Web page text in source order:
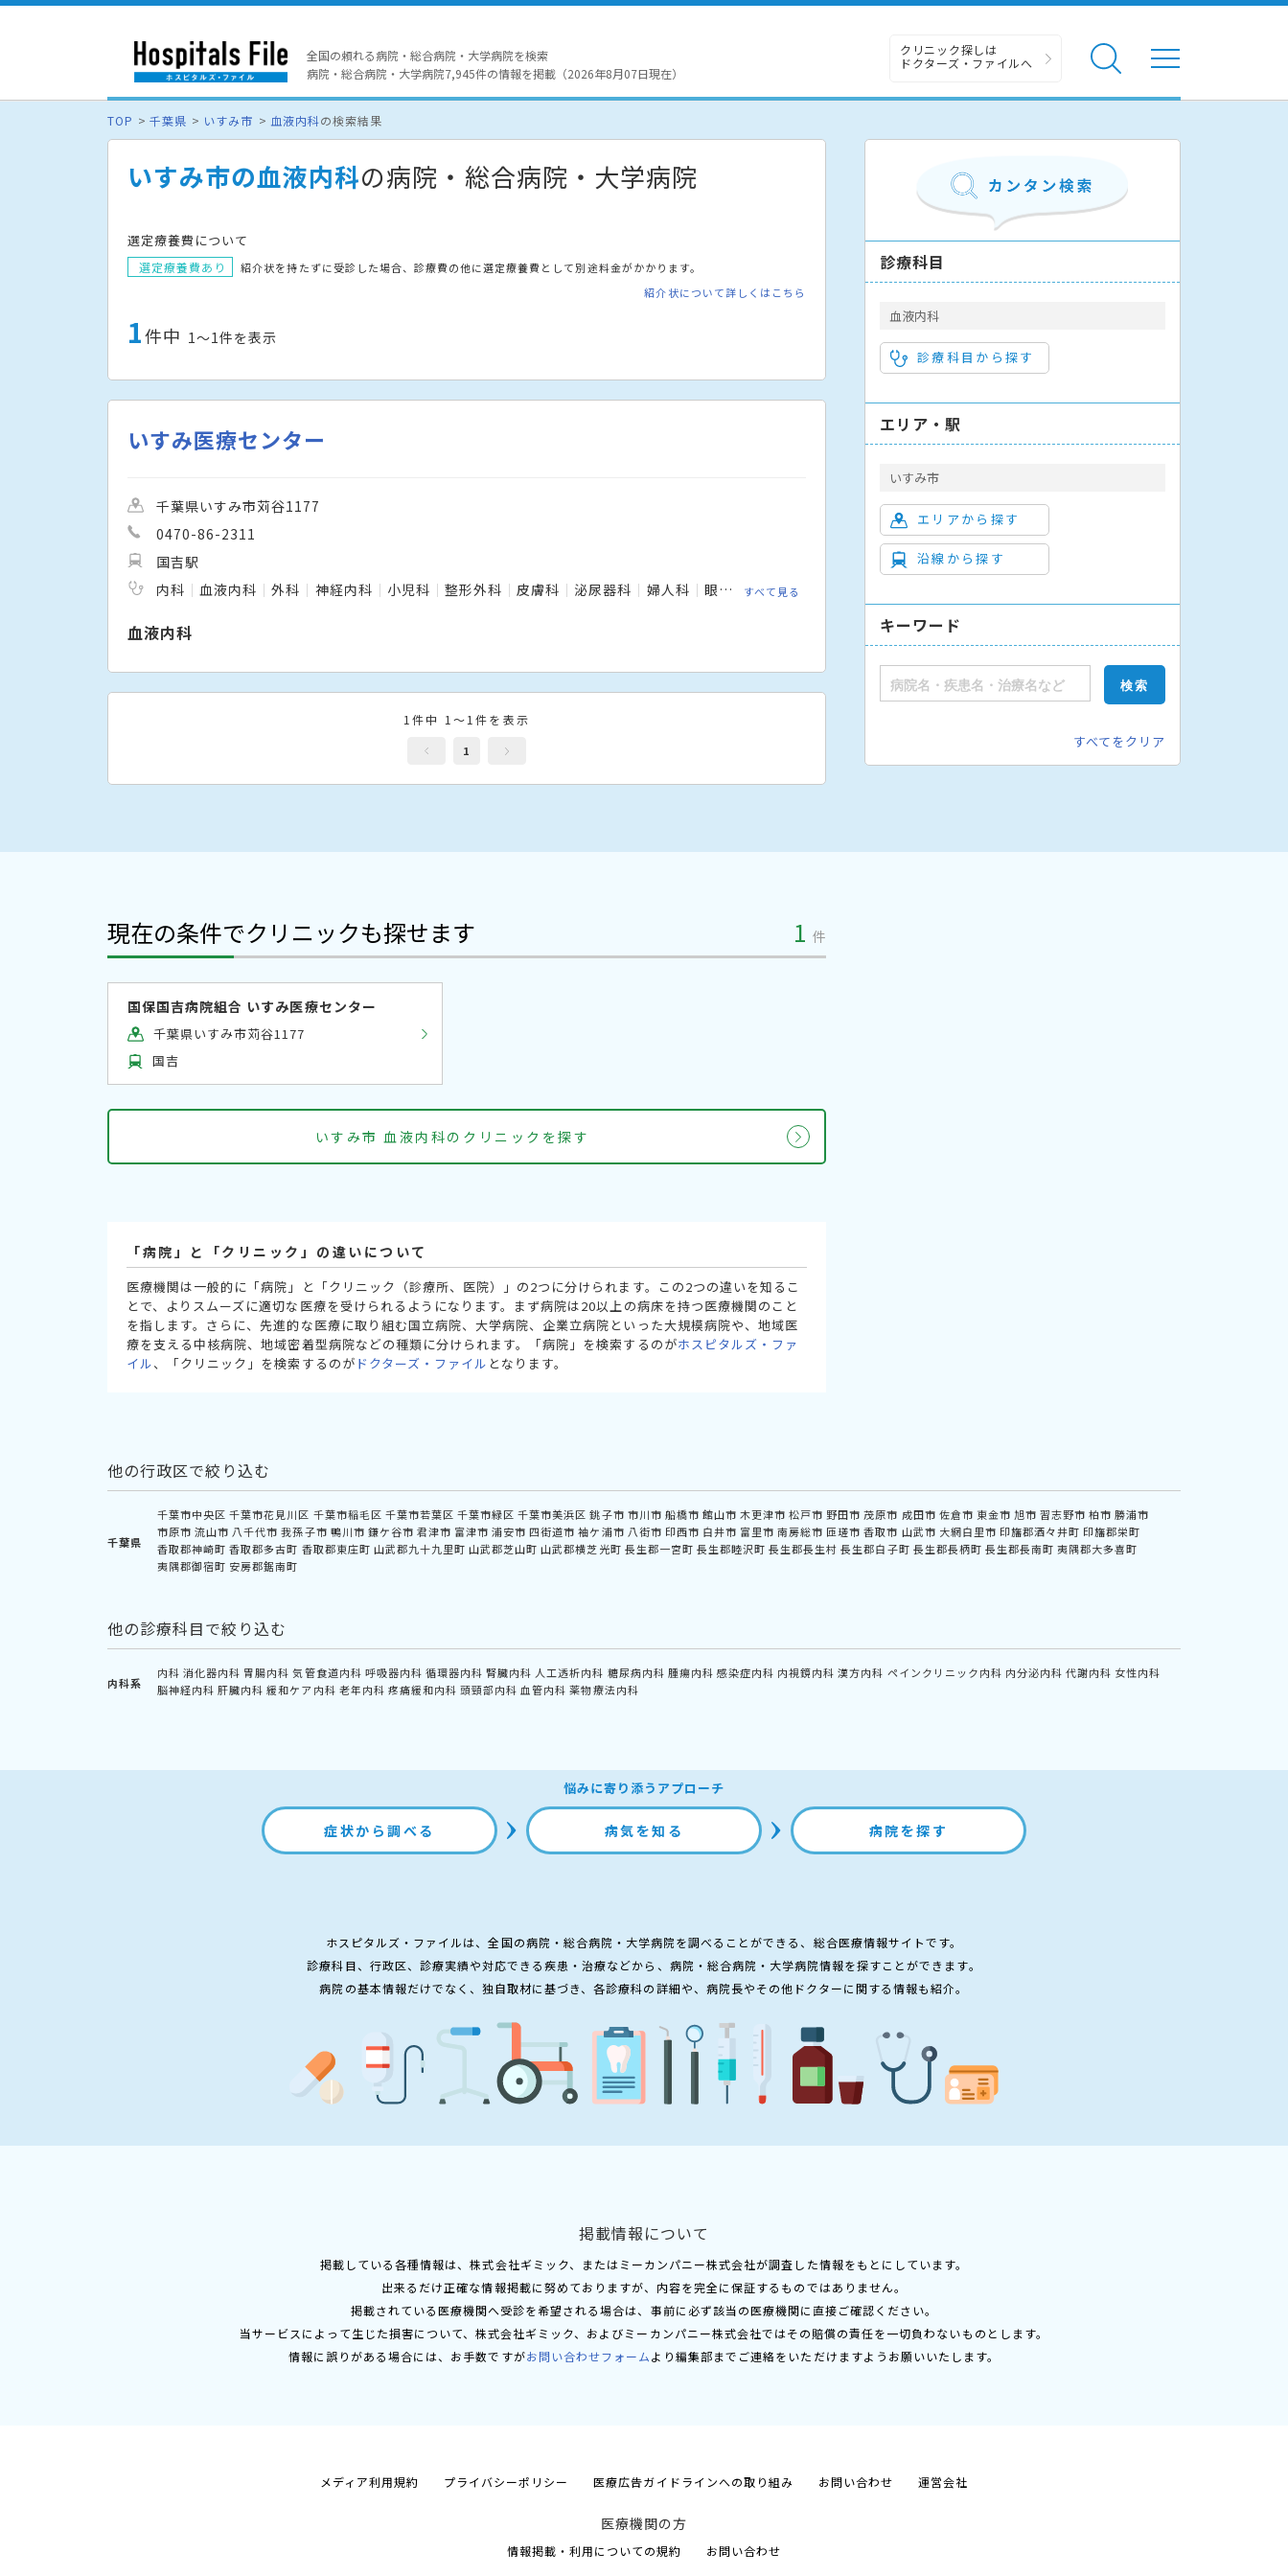
全国の頼れる病院・総合病院・大学病院を検索
病院・総合病院・大学病院7,945件の情報を掲載（2026年8月07日現在）
クリニック探しは
ドクターズ・ファイルへ
TOP 千葉県 いすみ市 血液内科の検索結果
いすみ市の血液内科の病院・総合病院・大学病院
選定療養費について
選定療養費あり
紹介状を持たずに受診した場合、診療費の他に選定療養費として別途料金がかかります。
紹介状について詳しくはこちら
1件中 1〜1件を表示
いすみ医療センター
千葉県いすみ市苅谷1177
0470-86-2311
国吉駅
内科
血液内科 外科 神経内科 小児科 整形外科 皮膚科 泌尿器科 婦人科 眼科 耳鼻咽喉科
すべて見る
血液内科
1件中 1～1件を表示
1
診療科目
血液内科
診療科目から探す
エリア・駅
いすみ市
エリアから探す
沿線から探す
キーワード
すべてをクリア
現在の条件でクリニックも探せます 1 件
国保国吉病院組合 いすみ医療センター
千葉県いすみ市苅谷1177
国吉
いすみ市 血液内科のクリニックを探す
「病院」と「クリニック」の違いについて
医療機関は一般的に「病院」と「クリニック（診療所、医院）」の2つに分けられます。この2つの違いを知るこ
とで、よりスムーズに適切な医療を受けられるようになります。まず病院は20以上の病床を持つ医療機関のこと
を指します。さらに、先進的な医療に取り組む国立病院、大学病院、企業立病院といった大規模病院や、地域医
療を支える中核病院、地域密着型病院などの種類に分けられます。「病院」を検索するのがホスピタルズ・ファ
イル、「クリニック」を検索するのが ドクターズ・ファイル となります。
他の行政区で絞り込む
千葉県
千葉市中央区 千葉市花見川区 千葉市稲毛区 千葉市若葉区 千葉市緑区 千葉市美浜区 銚子市 市川市 船橋市 館山市 木更津市 松戸市 野田市 茂原市 成田市 佐倉市 東金市 旭市 習志野市 柏市 勝浦市
市原市 流山市 八千代市 我孫子市 鴨川市 鎌ケ谷市 君津市 富津市 浦安市 四街道市 袖ケ浦市 八街市 印西市 白井市 富里市 南房総市 匝瑳市 香取市 山武市 大網白里市 印旛郡酒々井町 印旛郡栄町
香取郡神崎町 香取郡多古町 香取郡東庄町 山武郡九十九里町 山武郡芝山町 山武郡横芝光町 長生郡一宮町 長生郡睦沢町 長生郡長生村 長生郡白子町 長生郡長柄町 長生郡長南町 夷隅郡大多喜町
夷隅郡御宿町 安房郡鋸南町
他の診療科目で絞り込む
内科系
内科 消化器内科 胃腸内科 気管食道内科 呼吸器内科 循環器内科 腎臓内科 人工透析内科 糖尿病内科 腫瘍内科 感染症内科 内視鏡内科 漢方内科 ペインクリニック内科 内分泌内科 代謝内科 女性内科
脳神経内科 肝臓内科 緩和ケア内科 老年内科 疼痛緩和内科 頭頸部内科 血管内科 薬物療法内科
悩みに寄り添うアプローチ
症状から調べる 病気を知る 病院を探す
ホスピタルズ・ファイルは、全国の病院・総合病院・大学病院を調べることができる、総合医療情報サイトです。
診療科目、行政区、診療実績や対応できる疾患・治療などから、病院・総合病院・大学病院情報を探すことができます。
病院の基本情報だけでなく、独自取材に基づき、各診療科の詳細や、病院長やその他ドクターに関する情報も紹介。
掲載情報について
掲載している各種情報は、株式会社ギミック、またはミーカンパニー株式会社が調査した情報をもとにしています。
出来るだけ正確な情報掲載に努めておりますが、内容を完全に保証するものではありません。
掲載されている医療機関へ受診を希望される場合は、事前に必ず該当の医療機関に直接ご確認ください。
当サービスによって生じた損害について、株式会社ギミック、およびミーカンパニー株式会社ではその賠償の責任を一切負わないものとします。
情報に誤りがある場合には、お手数ですがお問い合わせフォームより編集部までご連絡をいただけますようお願いいたします。
メディア利用規約 プライバシーポリシー 医療広告ガイドラインへの取り組み お問い合わせ 運営会社
医療機関の方
情報掲載・利用についての規約 お問い合わせ